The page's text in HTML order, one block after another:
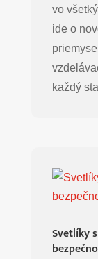
vo
ide o
každý
Svetlíky